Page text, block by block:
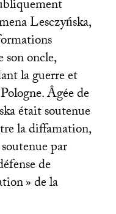
Lesczyńska,
son oncle,
la guerre et
Âgée de
était soutenue
la diffamation,
par
de
» de la